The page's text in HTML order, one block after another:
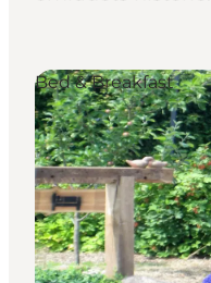
Bed & Breakfast